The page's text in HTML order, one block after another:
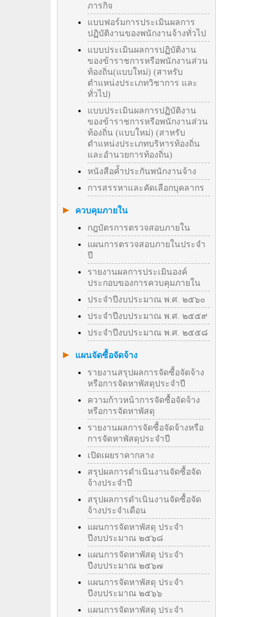
ภารกิจ
แบบฟอร์มการประเมินผลการ
ปฏิบัติงานของพนักงานจ้างทั่วไป
แบบประเมินผลการปฏิบัติงาน
ของข้าราชการหรือพนักงานส่วน
ท้องถิ่น(แบบใหม่) (สาหรับ
ตำแหน่งประเภทวิชาการ และ
ทั่วไป)
แบบประเมินผลการปฏิบัติงาน
ของข้าราชการหรือพนักงานส่วน
ท้องถิ่น (แบบใหม่) (สาหรับ
ตำแหน่งประเภทบริหารท้องถิ่น
และอำนวยการท้องถิ่น)
หนังสือค้ำประกันพนักงานจ้าง
การสรรหาและคัดเลือกบุคลากร
ควบคุมภายใน
กฎบัตรการตรวจสอบภายใน
แผนการตรวจสอบภายในประจำ
ปี
รายงานผลการประเมินองค์
ประกอบของการควบคุมภายใน
ประจำปีงบประมาณ พ.ศ. ๒๕๖๐
ประจำปีงบประมาณ พ.ศ. ๒๕๕๙
ประจำปีงบประมาณ พ.ศ. ๒๕๕๘
แผนจัดซื้อจัดจ้าง
รายงานสรุปผลการจัดซื้อจัดจ้าง
หรือการจัดหาพัสดุประจำปี
ความก้าวหน้าการจัดซื้อจัดจ้าง
หรือการจัดหาพัสดุ
รายงานผลการจัดซื้อจัดจ้างหรือ
การจัดหาพัสดุประจําปี
เปิดเผยราคากลาง
สรุปผลการดำเนินงานจัดซื้อจัด
จ้างประจำปี
สรุปผลการดำเนินงานจัดซื้อจัด
จ้างประจำเดือน
แผนการจัดหาพัสดุ ประจำ
ปีงบประมาณ ๒๕๖๘
แผนการจัดหาพัสดุ ประจำ
ปีงบประมาณ ๒๕๖๗
แผนการจัดหาพัสดุ ประจำ
ปีงบประมาณ ๒๕๖๖
แผนการจัดหาพัสดุ ประจำ